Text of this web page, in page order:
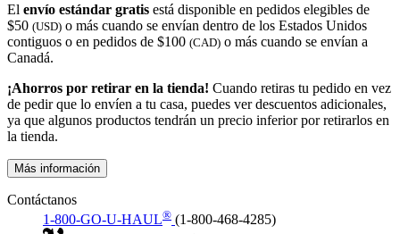
El envío estándar gratis está disponible en pedidos elegibles de
$50 (USD) o más cuando se envían dentro de los Estados Unidos
contiguos o en pedidos de $100 (CAD) o más cuando se envían a
Canadá.
¡Ahorros por retirar en la tienda! Cuando retiras tu pedido en vez
de pedir que lo envíen a tu casa, puedes ver descuentos adicionales,
ya que algunos productos tendrán un precio inferior por retirarlos en
la tienda.
Más información
Contáctanos
1-800-GO-U-HAUL® (1-800-468-4285)